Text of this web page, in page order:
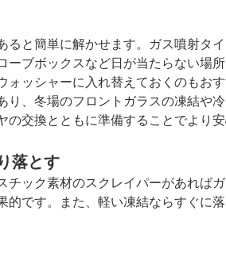
ると簡単に解かせます。ガス噴射タ
ーブボックスなど日が当たらない場
ォッシャーに入れ替えておくのもお
り、冬場のフロントガラスの凍結や
の交換とともに準備することでより安
落とす
チック素材のスクレイパーがあれば
的です。また、軽い凍結ならすぐに